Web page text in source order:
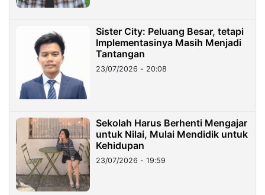
Sister City: Peluang Besar, tetapi
Implementasinya Masih Menjadi
Tantangan
23/07/2026 - 20:08
Sekolah Harus Berhenti Mengajar
untuk Nilai, Mulai Mendidik untuk
Kehidupan
23/07/2026 - 19:59